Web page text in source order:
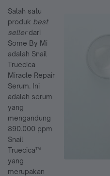
Salah satu
produk best
sellerdari
Some By Mi
adalah Snail
Truecica
Miracle Repair
Serum. Ini
adalah serum
yang
mengandung
890.000 ppm
Snail
Truecica™
yang
merupakan